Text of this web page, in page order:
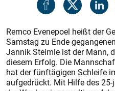
Remco Evenepoel heißt der
Samstag zu Ende
Jannik Steimle ist der Mann,
diesem Erfolg. Die
hat der fünftägigen Schleife
aufgedrückt. Mit Hilfe des